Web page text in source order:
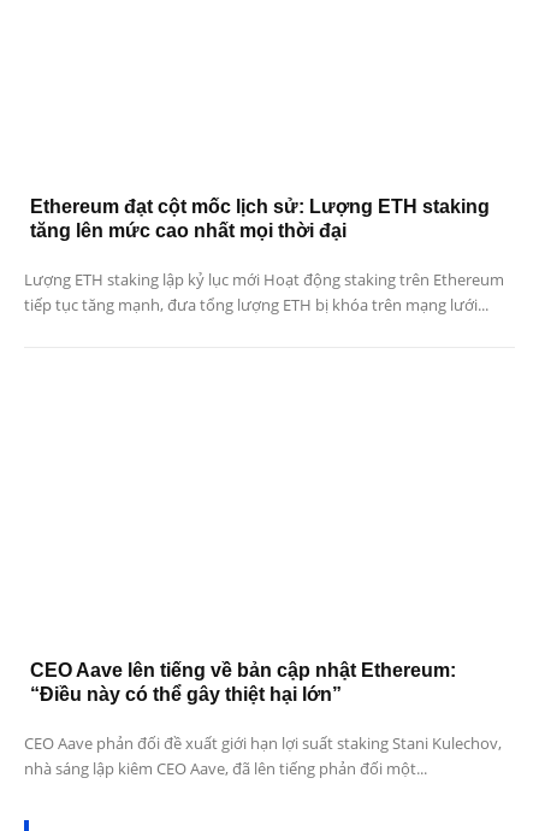
Ethereum đạt cột mốc lịch sử: Lượng ETH staking
tăng lên mức cao nhất mọi thời đại
Lượng ETH staking lập kỷ lục mới Hoạt động staking trên Ethereum
tiếp tục tăng mạnh, đưa tổng lượng ETH bị khóa trên mạng lưới...
CEO Aave lên tiếng về bản cập nhật Ethereum:
“Điều này có thể gây thiệt hại lớn”
CEO Aave phản đối đề xuất giới hạn lợi suất staking Stani Kulechov,
nhà sáng lập kiêm CEO Aave, đã lên tiếng phản đối một...